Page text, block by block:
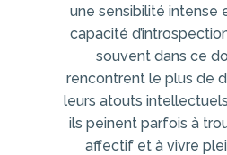
une sensibilité intense
capacité
souvent dans ce
rencontrent le plus de
leurs atouts
ils peinent parfois à
affectif et à vivre